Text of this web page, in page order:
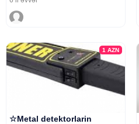
1AZN
☆Metal detektorlarin